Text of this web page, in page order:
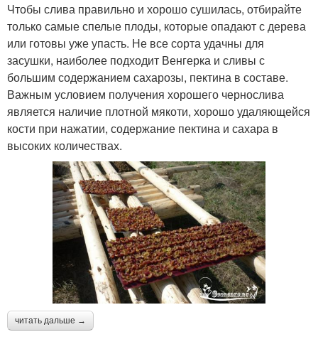
Чтобы слива правильно и хорошо сушилась, отбирайте
только самые спелые плоды, которые опадают с дерева
или готовы уже упасть. Не все сорта удачны для
засушки, наиболее подходит Венгерка и сливы с
большим содержанием сахарозы, пектина в составе.
Важным условием получения хорошего чернослива
является наличие плотной мякоти, хорошо удаляющейся
кости при нажатии, содержание пектина и сахара в
высоких количествах.
читать дальше →